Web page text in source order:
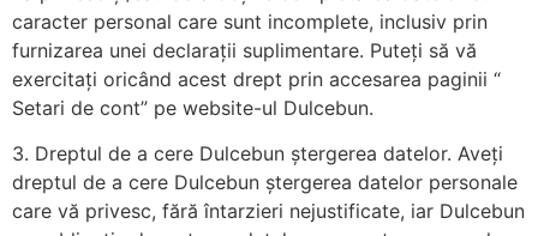
caracter personal care sunt incomplete, inclusiv prin
furnizarea unei declarații suplimentare. Puteți să vă
exercitați oricând acest drept prin accesarea paginii “
Setari de cont” pe website-ul Dulcebun.
3. Dreptul de a cere Dulcebun ștergerea datelor. Aveți
dreptul de a cere Dulcebun ștergerea datelor personale
care vă privesc, fără întarzieri nejustificate, iar Dulcebun